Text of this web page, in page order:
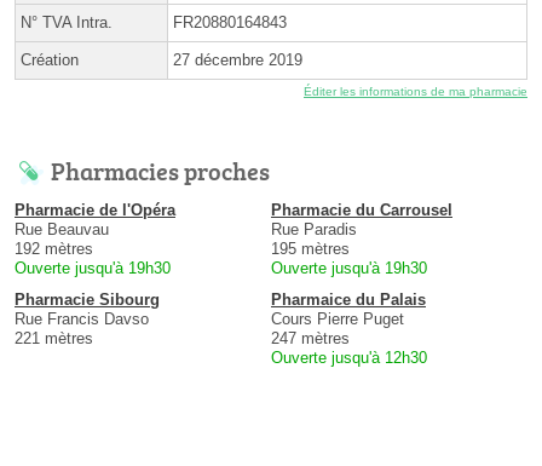
N° TVA Intra. FR20880164843
Création 27 décembre 2019
Éditer les informations de ma pharmacie
Pharmacies proches
Pharmacie de l'Opéra
Rue Beauvau
192 mètres
Ouverte jusqu'à 19h30
Pharmacie du Carrousel
Rue Paradis
195 mètres
Ouverte jusqu'à 19h30
Pharmacie Sibourg
Rue Francis Davso
221 mètres
Pharmaice du Palais
Cours Pierre Puget
247 mètres
Ouverte jusqu'à 12h30